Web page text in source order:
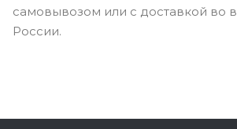
самовывозом или с доставкой во
России.